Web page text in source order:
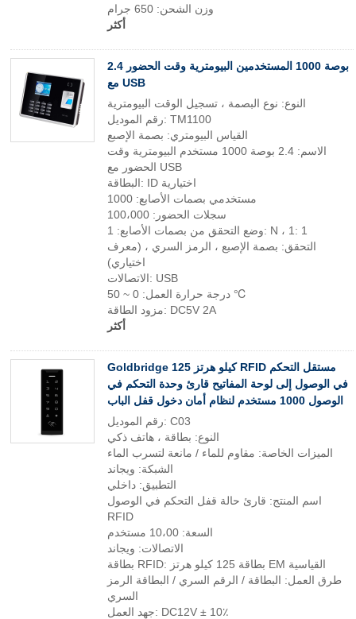
وزن الشحن: 650 جرام
أكثر
2.4 بوصة 1000 المستخدمين البيومترية وقت الحضور
مع USB
النوع: نوع البصمة ، تسجيل الوقت البيومترية
رقم الموديل: TM1100
القياس البيومتري: بصمة الإصبع
الاسم: 2.4 بوصة 1000 مستخدم البيومترية وقت
الحضور مع USB
البطاقة: ID اختيارية
مستخدمي بصمات الأصابع: 1000
سجلات الحضور: 100،000
وضع التحقق من بصمات الأصابع: 1: N ، 1: 1
التحقق: بصمة الإصبع ، الرمز السري ، (معرف
اختياري)
الاتصالات: USB
درجة حرارة العمل: 0 ~ 50 ℃
مزود الطاقة: DC5V 2A
أكثر
Goldbridge 125 كيلو هرتز RFID مستقل التحكم
في الوصول إلى لوحة المفاتيح قارئ وحدة التحكم في
الوصول 1000 مستخدم لنظام أمان دخول قفل الباب
رقم الموديل: C03
النوع: بطاقة ، هاتف ذكي
الميزات الخاصة: مقاوم للماء / مانعة لتسرب الماء
الشبكة: ويجاند
التطبيق: داخلي
اسم المنتج: قارئ حالة قفل التحكم في الوصول
RFID
السعة: 10،00 مستخدم
الاتصالات: ويجاند
بطاقة RFID: بطاقة 125 كيلو هرتز EM القياسية
طرق العمل: البطاقة / الرقم السري / البطاقة الرمز
السري
جهد العمل: DC12V ± 10٪